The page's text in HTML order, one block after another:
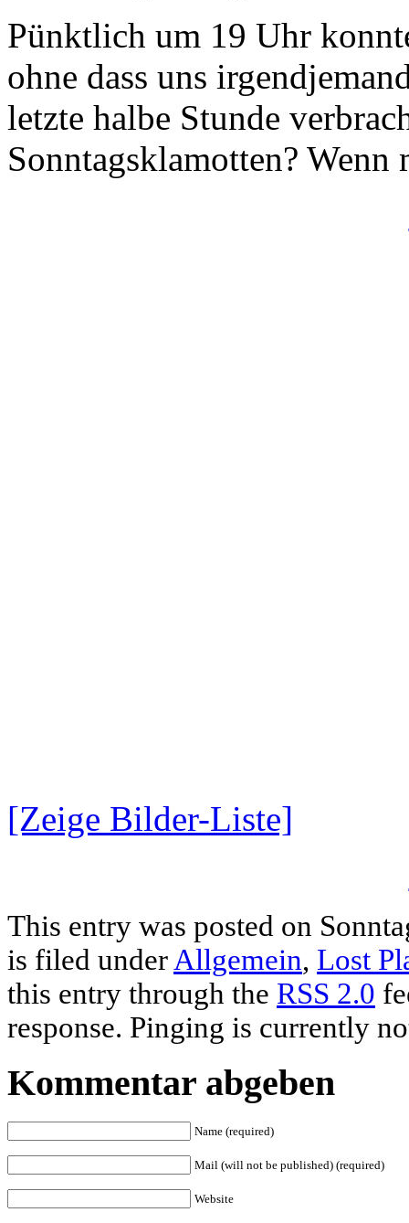
Pünktlich um 19 Uhr
ohne dass uns
letzte halbe Stunde
Sonntagsklamotten? Wenn
[Zeige Bilder-Liste]
This entry was posted on
is filed under Allgemein, Lost
this entry through the RSS 2.0
response. Pinging is currently
Kommentar abgeben
Name (required)
Mail (will not be published) (required)
Website